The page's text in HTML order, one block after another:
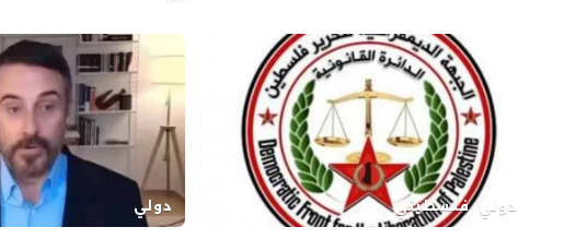
دولي فلسطيني دولي